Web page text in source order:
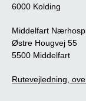
6000 Kolding
Middelfart
Østre Hougvej 55
5500 Middelfart
Rutevejledning,